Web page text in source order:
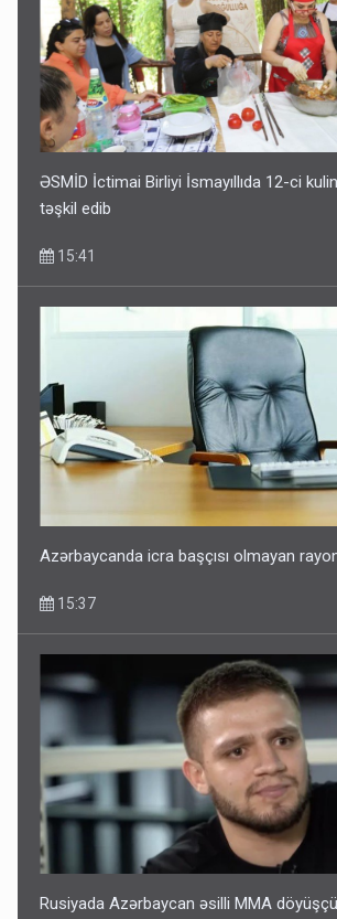
ƏSMİD İctimai Birliyi İsmayıllıda 12-ci
təşkil edib
15:41
Azərbaycanda icra başçısı olmayan
15:37
Rusiyada Azərbaycan əsilli MMA